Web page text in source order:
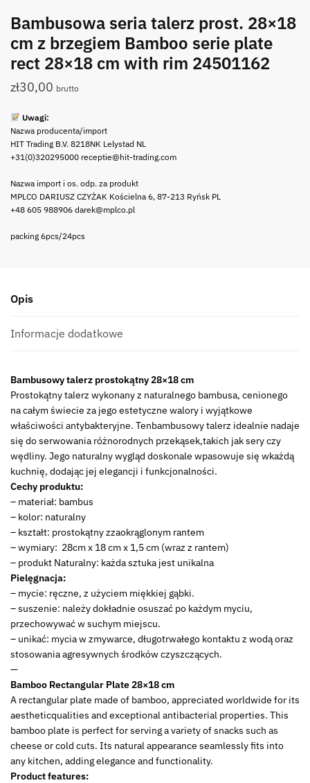
Bambusowa seria talerz prost. 28×18
cm z brzegiem Bamboo serie plate
rect 28×18 cm with rim 24501162
zł30,00 brutto
Uwagi:
Nazwa producenta/import
HIT Trading B.V. 8218NK Lelystad NL
+31(0)320295000 receptie@hit-trading.com
Nazwa import i os. odp. za produkt
MPLCO DARIUSZ CZYŻAK Kościelna 6, 87-213 Ryńsk PL
+48 605 988906 darek@mplco.pl
packing 6pcs/24pcs
Opis
Informacje dodatkowe
Bambusowy talerz prostokątny 28×18 cm
Prostokątny talerz wykonany z naturalnego bambusa, cenionego
na całym świecie za jego estetyczne walory i wyjątkowe
właściwości antybakteryjne. Tenbambusowy talerz idealnie nadaje
się do serwowania różnorodnych przekąsek,takich jak sery czy
wędliny. Jego naturalny wygląd doskonale wpasowuje się wkażdą
kuchnię, dodając jej elegancji i funkcjonalności.
Cechy produktu:
– materiał: bambus
– kolor: naturalny
– kształt: prostokątny zzaokrąglonym rantem
– wymiary: 28cm x 18 cm x 1,5 cm (wraz z rantem)
– produkt Naturalny: każda sztuka jest unikalna
Pielęgnacja:
– mycie: ręczne, z użyciem miękkiej gąbki.
– suszenie: należy dokładnie osuszać po każdym myciu,
przechowywać w suchym miejscu.
– unikać: mycia w zmywarce, długotrwałego kontaktu z wodą oraz
stosowania agresywnych środków czyszczących.
—
Bamboo Rectangular Plate 28×18 cm
A rectangular plate made of bamboo, appreciated worldwide for its
aestheticqualities and exceptional antibacterial properties. This
bamboo plate is perfect for serving a variety of snacks such as
cheese or cold cuts. Its natural appearance seamlessly fits into
any kitchen, adding elegance and functionality.
Product features: